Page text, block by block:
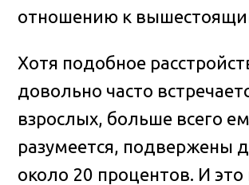
отношению к
Хотя подобное
довольно часто
взрослых, больше всего
разумеется, подвержены
около 20 процентов. И это